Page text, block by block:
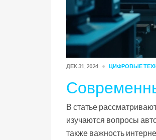
ДЕК 31, 2024 ЦИФРОВЫЕ
В статье
изучаются вопросы
также важность